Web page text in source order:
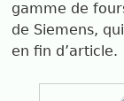
gamme de
de Siemens,
en fin d’article.